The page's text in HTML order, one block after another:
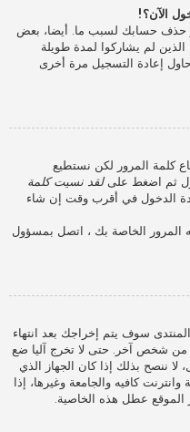
الآن؟!
حذف حسابك لسبب ما. أيضا، بعض
لم يشاركوا لمدة طويلة
إعادة التسجيل مرة أخرى
كلمة المرور لكن نستطيع
ثم اضغط علىلقد نسيت كلمة
الدخول في أقرب وقت إن شاء
المرور الخاصة بك ، اتصل بمسؤول
سوف يتم إخراجك بعد انتهاء
شخص آخر. حتى لا تخرج آليا ضع
لا ننصح بذلك إذا كان الجهاز الذي
كافيه والجامعة وغيرها، إذا
الموقع عطل هذه الخاصية.